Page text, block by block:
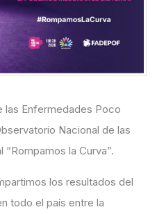
las Enfermedades Poco
Nacional de las
“Rompamos la Curva”.
los resultados del
todo el país entre la